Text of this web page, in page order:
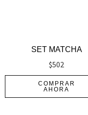
SET MATCHA
$502
COMPRAR
AHORA